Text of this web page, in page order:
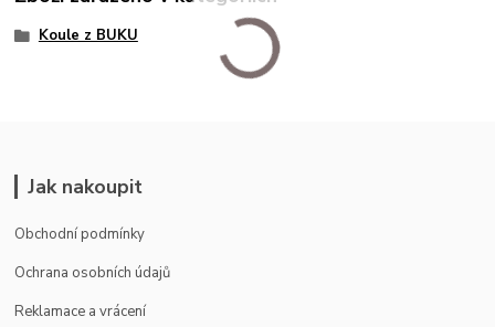
Koule z BUKU
Jak nakoupit
Obchodní podmínky
Ochrana osobních údajů
Reklamace a vrácení